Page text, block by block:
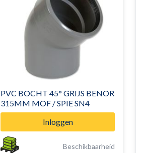
PVC BOCHT 45° GRIJS BENOR
315MM MOF / SPIE SN4
Inloggen
Beschikbaarheid